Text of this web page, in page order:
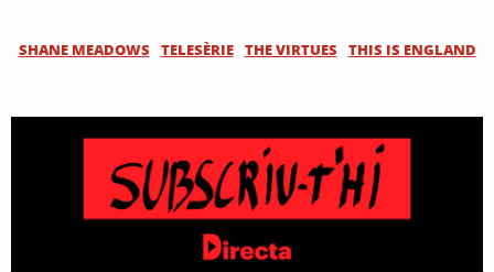
SHANE MEADOWS TELESÈRIE THE VIRTUES THIS IS ENGLAND